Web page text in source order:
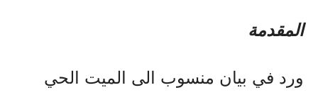
المقدمة
ورد في بيان منسوب الى الميت الحي